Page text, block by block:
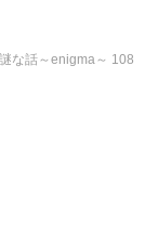
な話～enigma～ 108